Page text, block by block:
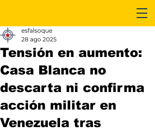
Tensión en aumento:
Casa Blanca no
descarta ni confirma
acción militar en
Venezuela tras
esfalsoque
28 ago 2025